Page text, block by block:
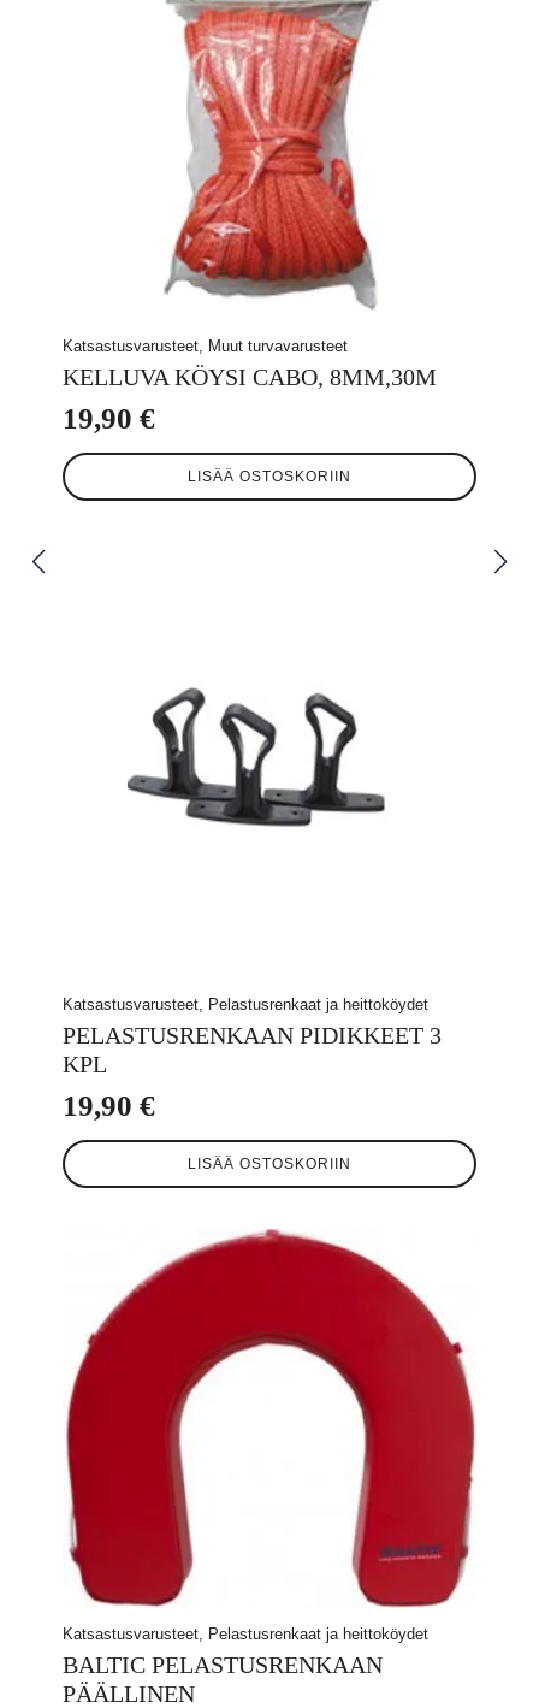
Katsastusvarusteet, Muut turvavarusteet
KELLUVA KÖYSI CABO, 8MM,30M
19,90 €
LISÄÄ OSTOSKORIIN
Katsastusvarusteet, Pelastusrenkaat ja heittoköydet
PELASTUSRENKAAN PIDIKKEET 3
KPL
19,90 €
LISÄÄ OSTOSKORIIN
Katsastusvarusteet, Pelastusrenkaat ja heittoköydet
BALTIC PELASTUSRENKAAN
PÄÄLLINEN